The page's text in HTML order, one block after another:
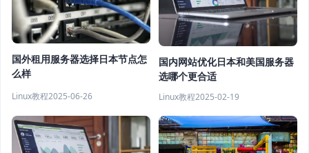
国外租用服务器选择日本节点怎
么样
Linux教程2025-06-26
国内网站优化日本和美国服务器
选哪个更合适
Linux教程2025-02-19